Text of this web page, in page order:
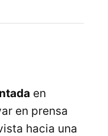
en
en prensa
hacia una